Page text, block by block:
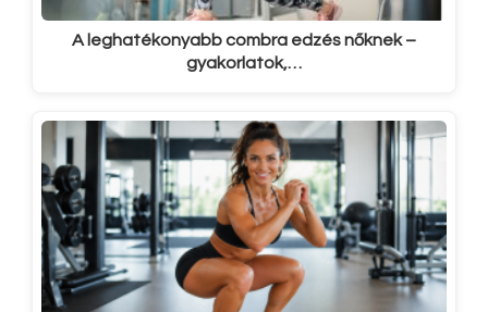
A leghatékonyabb combra edzés nőknek –
gyakorlatok,…